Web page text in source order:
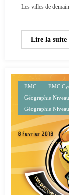
Les villes de
Lire la suite
EMC EMC
Géographie
Géographie